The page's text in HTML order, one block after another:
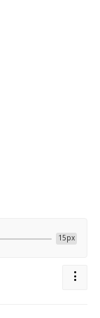
15px